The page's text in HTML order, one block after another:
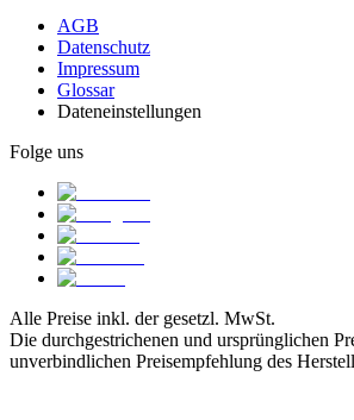
AGB
Datenschutz
Impressum
Glossar
Dateneinstellungen
Folge uns
Alle Preise inkl. der gesetzl. MwSt.
Die durchgestrichenen und ursprünglichen
unverbindlichen Preisempfehlung des